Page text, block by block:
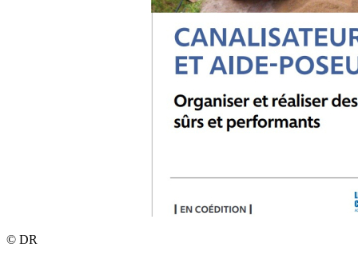
© DR